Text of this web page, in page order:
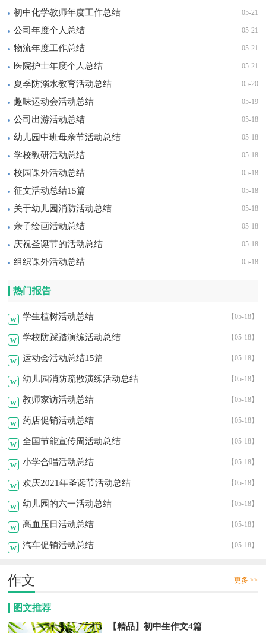
05-21
初中化学教师年度工作总结
05-21
公司年度个人总结
05-21
物流年度工作总结
05-21
医院护士年度个人总结
05-20
夏季防溺水教育活动总结
05-19
趣味运动会活动总结
05-18
公司出游活动总结
05-18
幼儿园中班母亲节活动总结
05-18
学校教研活动总结
05-18
校园课外活动总结
05-18
征文活动总结15篇
05-18
关于幼儿园消防活动总结
05-18
亲子绘画活动总结
05-18
庆祝圣诞节的活动总结
05-18
组织课外活动总结
热门报告
w 【05-18】
学生植树活动总结
w 【05-18】
学校防踩踏演练活动总结
w 【05-18】
运动会活动总结15篇
w 【05-18】
幼儿园消防疏散演练活动总结
w 【05-18】
教师家访活动总结
w 【05-18】
药店促销活动总结
w 【05-18】
全国节能宣传周活动总结
w 【05-18】
小学合唱活动总结
w 【05-18】
欢庆2021年圣诞节活动总结
w 【05-18】
幼儿园的六一活动总结
w 【05-18】
高血压日活动总结
w 【05-18】
汽车促销活动总结
作文 更多 >>
图文推荐
【精品】初中生作文4篇